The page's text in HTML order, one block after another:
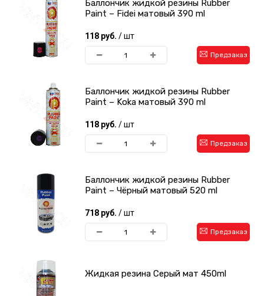
Баллончик жидкой резины Rubber
Paint – Fidei матовый 390 ml
118 руб. / шт
Предзаказ
Баллончик жидкой резины Rubber
Paint – Koka матовый 390 ml
118 руб. / шт
Предзаказ
Баллончик жидкой резины Rubber
Paint – Чёрный матовый 520 ml
718 руб. / шт
Предзаказ
Жидкая резина Cерый мат 450ml